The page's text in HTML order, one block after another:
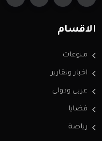
الاقسام
منوعات
اخبار وتقارير
عربي ودولي
قضايا
رياضة